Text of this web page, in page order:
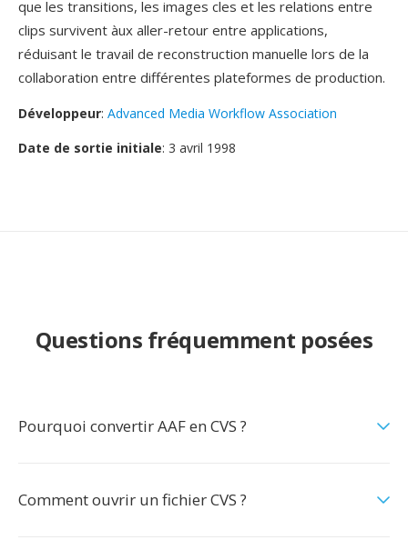
que les transitions, les images cles et les relations entre
clips survivent àux aller-retour entre applications,
réduisant le travail de reconstruction manuelle lors de la
collaboration entre différentes plateformes de production.
Développeur: Advanced Media Workflow Association
Date de sortie initiale: 3 avril 1998
Questions fréquemment posées
Pourquoi convertir AAF en CVS ?
Comment ouvrir un fichier CVS ?